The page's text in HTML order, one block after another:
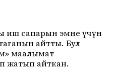
иш сапарын эмне үчүн
айтты. Бул
маалымат
жатып айткан.